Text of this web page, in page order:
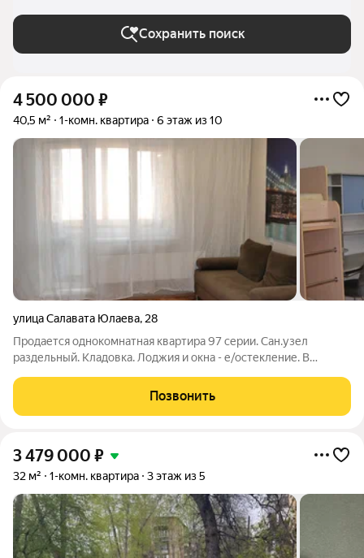
Сохранить поиск
4 500 000 ₽
40,5 м² 1-комн. квартира 6 этаж из 10
улица Салавата Юлаева, 28
Продается однокомнатная квартира 97 серии. Сан.узел
раздельный. Кладовка. Лоджия и окна - е/остекление. В
счетчики для учета воды. Входная металлическая дверь. Один
собственник. Никто не
Позвонить
3 479 000 ₽
32 м² 1-комн. квартира 3 этаж из 5